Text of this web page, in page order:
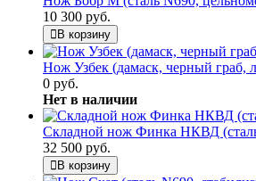
10 300 руб.
В корзину
Нож Узбек (дамаск, черный граб,
0 руб.
Нет в наличии
Складной нож Финка НКВД
32 500 руб.
В корзину